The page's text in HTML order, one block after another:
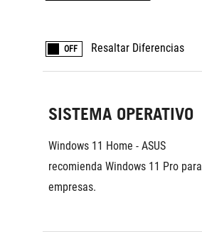
OFF Resaltar Diferencias
SISTEMA OPERATIVO
Windows 11 Home - ASUS
recomienda Windows 11 Pro para
empresas.